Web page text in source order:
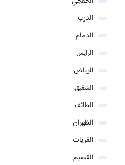
الدرب
الدمام
الرايس
الرياض
الشقيق
الطائف
الظهران
القريات
القصيم